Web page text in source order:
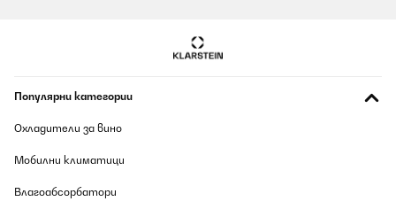
Популярни категории
Охладители за вино
Мобилни климатици
Влагоабсорбатори